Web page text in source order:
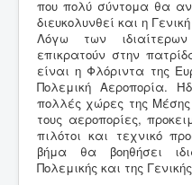
που πολύ σύντομα θα
διευκολυνθεί και η
Λόγω των
επικρατούν στην
είναι η Φλόριντα της
Πολεμική Αεροπορία.
πολλές χώρες της Μέσης
τους αεροπορίες,
πιλότοι και τεχνικό
βήμα θα βοηθήσει
Πολεμικής και της